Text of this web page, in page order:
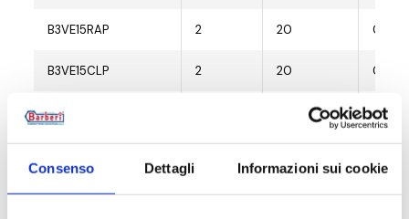
Consenso Dettagli Informazioni sui cookie
B3VE15RAP 2 20 G 1/2
B3VE15CLP 2 20 G 1/2
B3VE15CBP G 1/2
B3VE15NZP 2 20 G 1/2